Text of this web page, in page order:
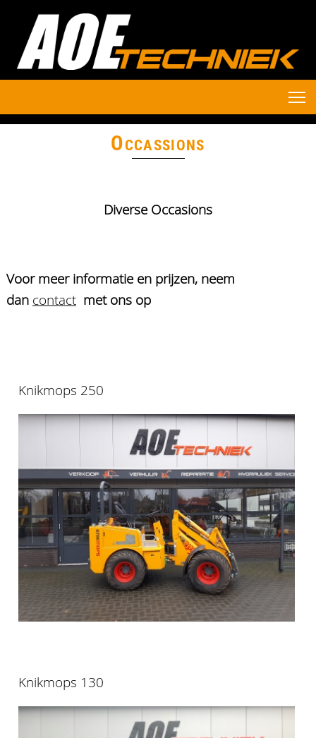
Occassions
Diverse Occasions
Voor meer informatie en prijzen, neem
dan contact met ons op
Knikmops 250
Knikmops 130